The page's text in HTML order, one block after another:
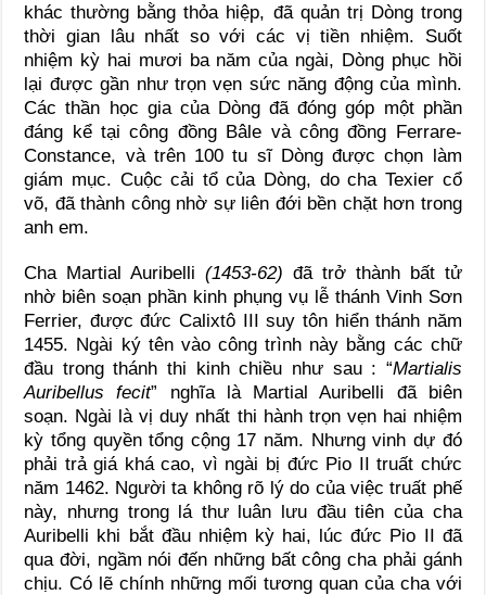
khác thường bằng thỏa hiệp, đã quản trị Dòng trong
thời gian lâu nhất so với các vị tiền nhiệm. Suốt
nhiệm kỳ hai mươi ba năm của ngài, Dòng phục hồi
lại được gần như trọn vẹn sức năng động của mình.
Các thần học gia của Dòng đã đóng góp một phần
đáng kể tại công đồng Bâle và công đồng Ferrare-
Constance, và trên 100 tu sĩ Dòng được chọn làm
giám mục. Cuộc cải tổ của Dòng, do cha Texier cổ
võ, đã thành công nhờ sự liên đới bền chặt hơn trong
anh em.
Cha Martial Auribelli(1453-62)đã trở thành bất tử
nhờ biên soạn phần kinh phụng vụ lễ thánh Vinh Sơn
Ferrier, được đức Calixtô III suy tôn hiển thánh năm
1455. Ngài ký tên vào công trình này bằng các chữ
đầu trong thánh thi kinh chiều như sau : “Martialis
Auribellus fecit” nghĩa là Martial Auribelli đã biên
soạn. Ngài là vị duy nhất thi hành trọn vẹn hai nhiệm
kỳ tổng quyền tổng cộng 17 năm. Nhưng vinh dự đó
phải trả giá khá cao, vì ngài bị đức Pio II truất chức
năm 1462. Người ta không rõ lý do của việc truất phế
này, nhưng trong lá thư luân lưu đầu tiên của cha
Auribelli khi bắt đầu nhiệm kỳ hai, lúc đức Pio II đã
qua đời, ngầm nói đến những bất công cha phải gánh
chịu. Có lẽ chính những mối tương quan của cha với